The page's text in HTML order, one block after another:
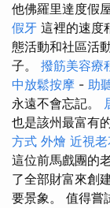
他佛羅里達度假
假牙 這裡的速度
態活動和社區活
子。 撥筋美容療
中放鬆按摩 - 助
永遠不會忘記。
也是該州最富有
方式 外燴 近視
這位前馬戲團的
了全部財富來創
要景象。 值得嘗